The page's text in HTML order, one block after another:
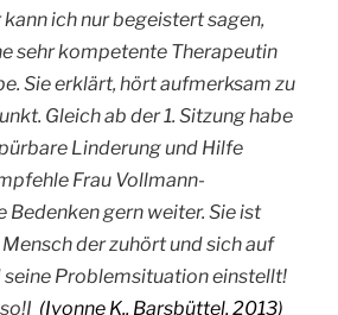
ich nur begeistert sagen,
sehr kompetente Therapeutin
Sie erklärt, hört aufmerksam zu
Gleich ab der 1. Sitzung habe
Linderung und Hilfe
Frau Vollmann-
Bedenken gern weiter. Sie ist
der zuhört und sich auf
seine Problemsituation einstellt!
(Ivonne K., Barsbüttel, 2013)